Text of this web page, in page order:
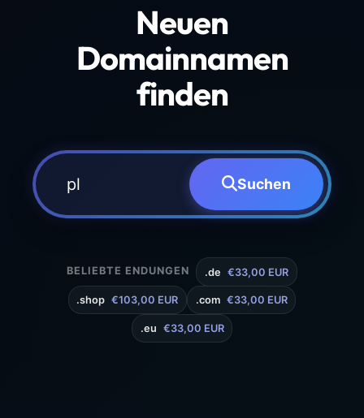
Neuen
Domainnamen
finden
Suchen
BELIEBTE ENDUNGEN .de €33,00 EUR
.shop €103,00 EUR .com €33,00 EUR
.eu €33,00 EUR